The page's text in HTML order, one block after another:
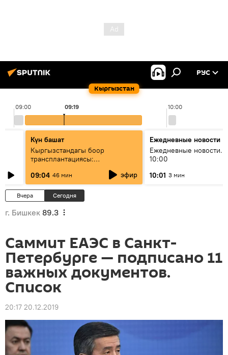
Кыргызстан
РУС
09:00 10:00
09:19
Күн башат
Кыргызстандагы боор
трансплантациясы:
жетишкендиктер жана өнүгүү
келечеги
09:04 46 мин эфир
Ежедневные новости
Ежедневные новости.
10:00
10:01 3 мин
Вчера Сегодня
г. Бишкек 89.3
Саммит ЕАЭС в Санкт-
Петербурге — подписано 11
важных документов.
Список
20:17 20.12.2019